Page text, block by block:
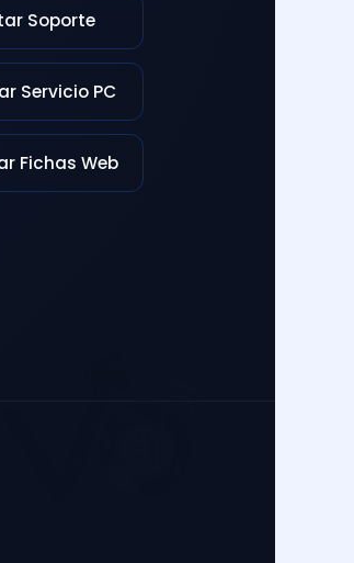
Soporte
Servicio PC
Fichas Web